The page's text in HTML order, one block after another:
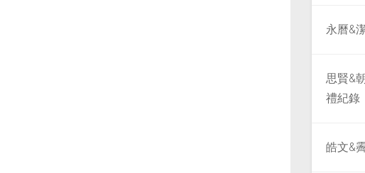
永曆&
思賢&
禮紀錄
皓文&